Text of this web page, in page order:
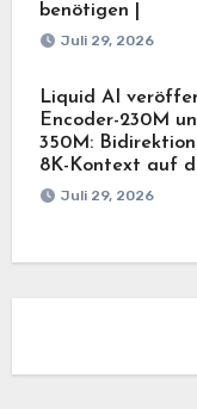
benötigen |
Juli 29, 2026
Liquid AI
Encoder-230M
350M:
8K-Kontext auf
Juli 29, 2026